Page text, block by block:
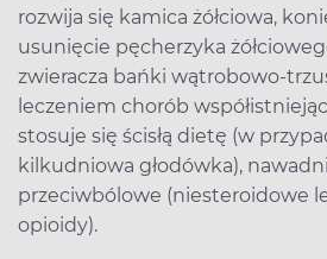
rozwija się kamica żółciowa,
usunięcie pęcherzyka
zwieracza bańki wątrobowo-
leczeniem chorób
stosuje się ścisłą dietę (w
kilkudniowa głodówka),
przeciwbólowe (niesteroidowe
opioidy).